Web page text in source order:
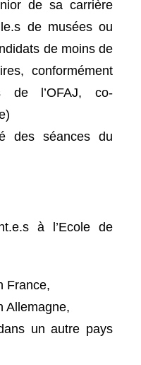
de sa carrière
de musées ou
de moins de
conformément
de l’OFAJ, co-
des séances du
à l’Ecole de
France,
Allemagne,
un autre pays